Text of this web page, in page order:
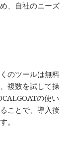
、自社のニーズ
のツールは無料
複数を試して操
の使い
ことで、導入後
。